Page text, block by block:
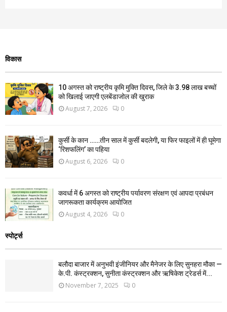
विकास
10 अगस्त को राष्ट्रीय कृमि मुक्ति दिवस, जिले के 3.98 लाख बच्चों
को खिलाई जाएगी एलबेंडाजोल की खुराक
August 7, 2026 0
कुर्सी के कान ……तीन साल में कुर्सी बदलेगी, या फिर फाइलों में ही घूमेगा
‘रिशफलिंग’ का पहिया
August 6, 2026 0
कवर्धा में 6 अगस्त को राष्ट्रीय पर्यावरण संरक्षण एवं आपदा प्रबंधन
जागरूकता कार्यक्रम आयोजित
August 4, 2026 0
स्पोर्ट्स
बलौदा बाजार में अनुभवी इंजीनियर और मैनेजर के लिए सुनहरा मौका —
के.पी. कंस्ट्रक्शन, सुनीता कंस्ट्रक्शन और ऋषिकेश ट्रेडर्स में...
November 7, 2025 0